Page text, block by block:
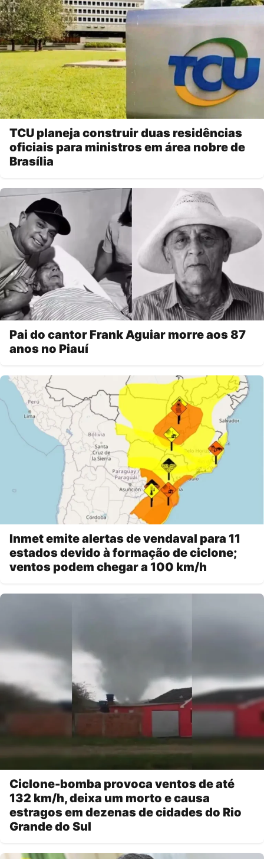
TCU planeja construir duas residências
oficiais para ministros em área nobre de
Brasília
Pai do cantor Frank Aguiar morre aos 87
anos no Piauí
Inmet emite alertas de vendaval para 11
estados devido à formação de ciclone;
ventos podem chegar a 100 km/h
Ciclone-bomba provoca ventos de até
132 km/h, deixa um morto e causa
estragos em dezenas de cidades do Rio
Grande do Sul